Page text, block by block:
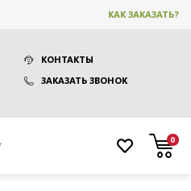
КАК ЗАКАЗАТЬ?
КОНТАКТЫ
ЗАКАЗАТЬ ЗВОНОК
0